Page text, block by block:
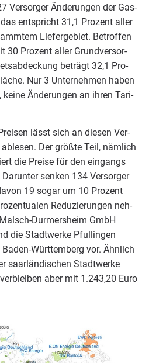
Ver­sor­ger Ände­run­gen der Gas­
ent­spricht 31 ,1 Pro­zent aller
Lie­fer­ge­biet. Betrof­fen
30 Pro­zent aller Grund­ver­sor­
beträgt 32,1 Pro­
Nur3 Unter­neh­men haben
kei­ne Ände­run­gen an ihren Tari­
lässt sich an die­sen Ver­
Der größ­te Teil, näm­lich
die Prei­se für den ein­gangs
sen­ken 134 Ver­sor­ger
19 sogar um 10 Pro­zent
Redu­zie­run­gen neh­
Dur­mers­heim GmbH
die Stadt­wer­ke Pful­lin­gen
Baden-Würt­tem­berg vor. Ähn­lich
saar­län­di­schen Stadt­wer­ke
aber mit 1 .243,20 Euro